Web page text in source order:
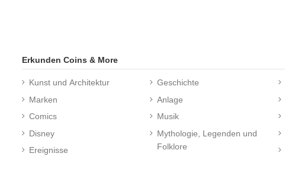
Erkunden Coins & More
Kunst und Architektur
Marken
Comics
Disney
Ereignisse
Geschichte
Anlage
Musik
Mythologie, Legenden und
Folklore